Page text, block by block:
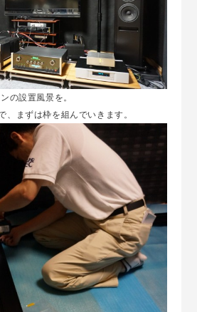
の設置風景を。
、まずは枠を組んでいきます。